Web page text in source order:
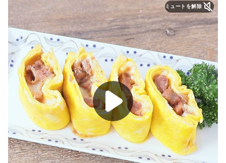
ミュートを解除